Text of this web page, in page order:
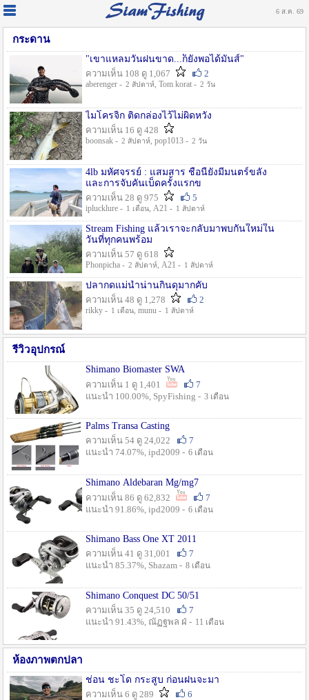
6 ส.ค. 69
กระดาน
"เขาแหลมวันฝนขาด...ก็ยังพอได้มันส์"
ความเห็น 108 ดู 1,067
2
aberenger - 2 สัปดาห์, Tom korat - 2 วัน
ไมโครจิ้ก ติดกล่องไว้ไม่ผิดหวัง
ความเห็น 16 ดู 428
boonsak - 2 สัปดาห์, pop1013 - 2 วัน
4lb มหัศจรรย์ : แสมสาร ชื่อนี้ยังมีมนตร์ขลัง
และการจับคันเบ็ดครั้งแรกข
ความเห็น 28 ดู 975
5
iplucklure - 1 เดือน, A21 - 1 สัปดาห์
Stream Fishing แล้วเราจะกลับมาพบกันใหม่ใน
วันที่ทุกคนพร้อม
ความเห็น 57 ดู 618
Phonpicha - 2 สัปดาห์, A21 - 1 สัปดาห์
ปลากดแม่น้ำน่านกินดุมากคับ
ความเห็น 48 ดู 1,278
2
rikky - 1 เดือน, munu - 1 สัปดาห์
รีวิวอุปกรณ์
Shimano Biomaster SWA
ความเห็น 1 ดู 1,401
7
แนะนำ 100.00%, SpyFishing - 3 เดือน
Palms Transa Casting
ความเห็น 54 ดู 24,022
7
แนะนำ 74.07%, ipd2009 - 6 เดือน
Shimano Aldebaran Mg/mg7
ความเห็น 86 ดู 62,832
7
แนะนำ 91.86%, ipd2009 - 6 เดือน
Shimano Bass One XT 2011
ความเห็น 41 ดู 31,001
7
แนะนำ 85.37%, Shazam - 8 เดือน
Shimano Conquest DC 50/51
ความเห็น 35 ดู 24,510
7
แนะนำ 91.43%, ณัฏฐพล ฝ่ - 11 เดือน
ห้องภาพตกปลา
ช่อน ชะโด กระสูบ ก่อนฝนจะมา
ความเห็น 6 ดู 289
6